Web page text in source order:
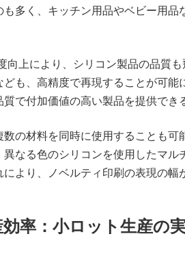
多く、キッチン用品やベビー用
向上により、シリコン製品の品質
も、高精度で再現することが可
で付加価値の高い製品を提供でき
数の材料を同時に使用することも
異なる色のシリコンを使用したマ
より、ノベルティ印刷の表現の幅
率：小ロット生産の